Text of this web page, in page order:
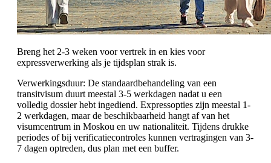
Breng het 2-3 weken voor vertrek in en kies voor
expressverwerking als je tijdsplan strak is.
Verwerkingsduur: De standaardbehandeling van een
transitvisum duurt meestal 3-5 werkdagen nadat u een
volledig dossier hebt ingediend. Expressopties zijn meestal 1-
2 werkdagen, maar de beschikbaarheid hangt af van het
visumcentrum in Moskou en uw nationaliteit. Tijdens drukke
periodes of bij verificatiecontroles kunnen vertragingen van 3-
7 dagen optreden, dus plan met een buffer.